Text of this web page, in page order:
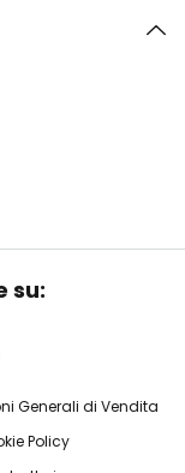
su:
Generali di Vendita
Policy